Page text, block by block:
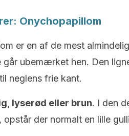
Onychopapillom
er en af de mest
går ubemærket hen. Den
til neglens frie kant.
lyserød eller brun. I den
opstår der normalt en lille